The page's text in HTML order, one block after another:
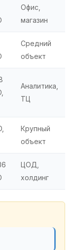
Офис,
магазин
Средний
объект
Аналитика,
ТЦ
Крупный
объект
ЦОД,
холдинг